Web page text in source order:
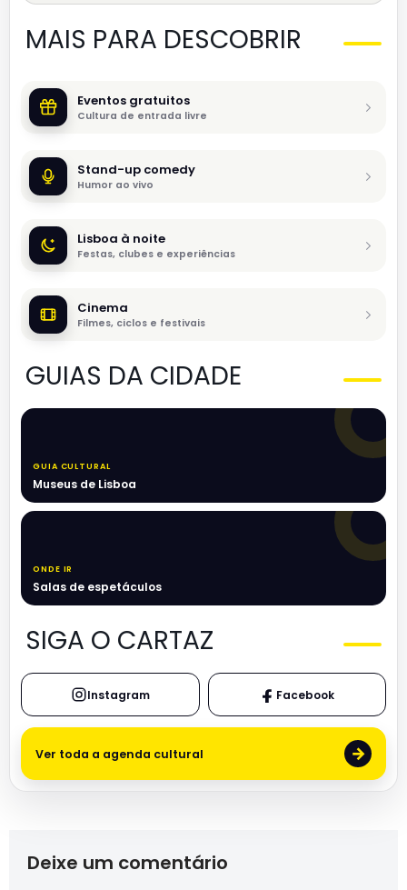
MAIS PARA DESCOBRIR
Eventos gratuitos
Cultura de entrada livre
Stand-up comedy
Humor ao vivo
Lisboa à noite
Festas, clubes e experiências
Cinema
Filmes, ciclos e festivais
GUIAS DA CIDADE
GUIA CULTURAL
Museus de Lisboa
ONDE IR
Salas de espetáculos
SIGA O CARTAZ
Instagram Facebook
Ver toda a agenda cultural →
Deixe um comentário